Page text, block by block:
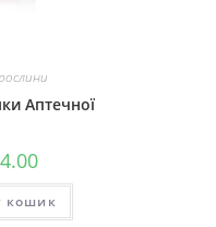
Аптечної
кошик